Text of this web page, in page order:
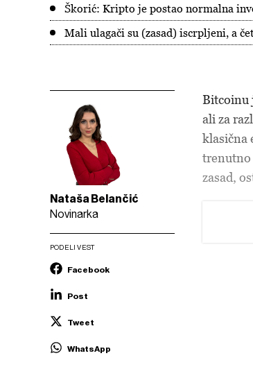
Škorić: Kripto je postao normalna
Mali ulagači su (zasad) iscrpljeni, a
Nataša Belančić
Novinarka
PODELI VEST
Facebook
Post
Tweet
WhatsApp
Bitcoinu
ali za
klasična
trenutno
zasad,